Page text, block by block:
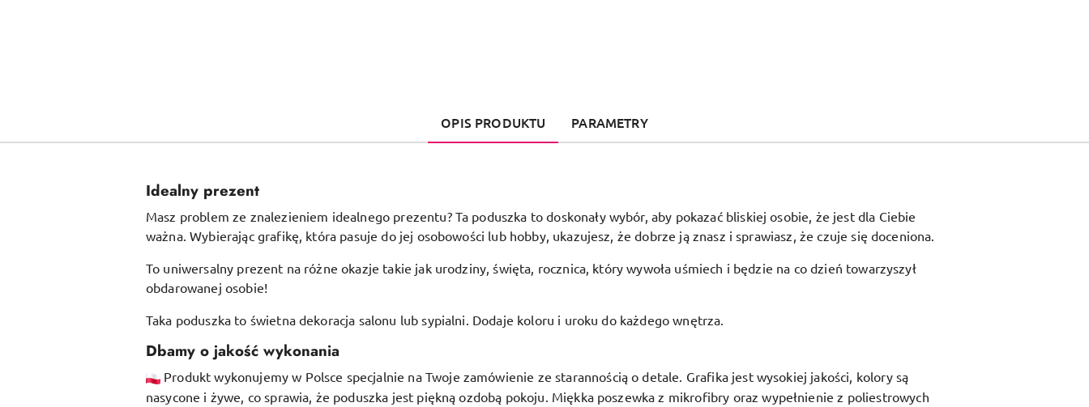
OPIS PRODUKTU PARAMETRY
Idealny prezent
Masz problem ze znalezieniem idealnego prezentu? Ta poduszka to doskonały wybór, aby pokazać bliskiej osobie, że jest dla Ciebie
ważna. Wybierając grafikę, która pasuje do jej osobowości lub hobby, ukazujesz, że dobrze ją znasz i sprawiasz, że czuje się doceniona.
To uniwersalny prezent na różne okazje takie jak urodziny, święta, rocznica, który wywoła uśmiech i będzie na co dzień towarzyszył
obdarowanej osobie!
Taka poduszka to świetna dekoracja salonu lub sypialni. Dodaje koloru i uroku do każdego wnętrza.
Dbamy o jakość wykonania
Produkt wykonujemy w Polsce specjalnie na Twoje zamówienie ze starannością o detale. Grafika jest wysokiej jakości, kolory są
nasycone i żywe, co sprawia, że poduszka jest piękną ozdobą pokoju. Miękka poszewka z mikrofibry orazwypełnienie z poliestrowych